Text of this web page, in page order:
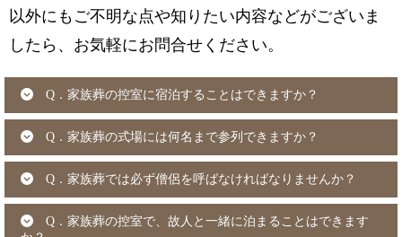
以外にもご不明な点や知りたい内容などがございま
したら、お気軽にお問合せください。
Q．家族葬の控室に宿泊することはできますか？
Q．家族葬の式場には何名まで参列できますか？
Q．家族葬では必ず僧侶を呼ばなければなりませんか？
Q．家族葬の控室で、故人と一緒に泊まることはできます